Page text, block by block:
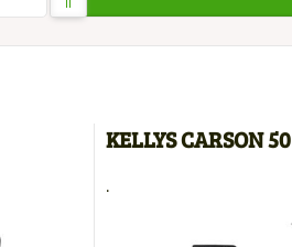
KELLYS CARSON 50
.